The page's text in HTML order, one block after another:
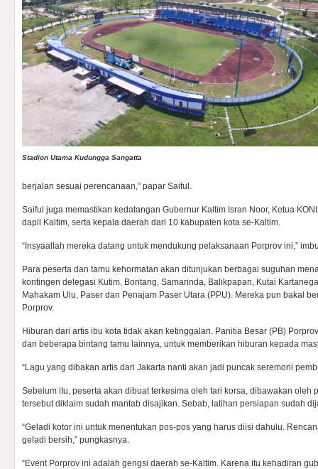
Stadion Utama Kudungga Sangatta
berjalan sesuai perencanaan,” papar Saiful.
Saiful juga memastikan kedatangan Gubernur Kaltim Isran Noor, Ketua
dapil Kaltim, serta kepala daerah dari 10 kabupaten kota se-Kaltim.
“Insyaallah mereka datang untuk mendukung pelaksanaan Porprov ini,”
Para peserta dan tamu kehormatan akan ditunjukan berbagai suguhan
kontingen delegasi Kutim, Bontang, Samarinda, Balikpapan, Kutai
Mahakam Ulu, Paser dan Penajam Paser Utara (PPU). Mereka pun bakal
Porprov.
Hiburan dari artis ibu kota tidak akan ketinggalan. Panitia Besar (PB)
dan beberapa bintang tamu lainnya, untuk memberikan hiburan kepada
“Lagu yang dibakan artis dari Jakarta nanti akan jadi puncak seremoni
Sebelum itu, peserta akan dibuat terkesima oleh tari korsa, dibawakan oleh
tersebut diklaim sudah mantab disajikan. Sebab, latihan persiapan sudah
“Geladi kotor ini untuk menentukan pos-pos yang harus diisi dahulu.
geladi bersih,” pungkasnya.
“Event Porprov ini adalah gengsi daerah se-Kaltim. Karena itu kehadiran